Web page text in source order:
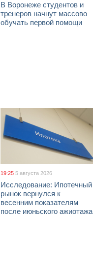
В Воронеже студентов и
тренеров начнут массово
обучать первой помощи
19:25 5 августа 2026
Исследование: Ипотечный
рынок вернулся к
весенним показателям
после июньского ажиотажа